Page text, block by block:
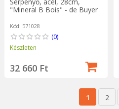
"Mineral B Bois" - de Buyer
Kód: 571028
(0)
Készleten
32 660 Ft
1 2